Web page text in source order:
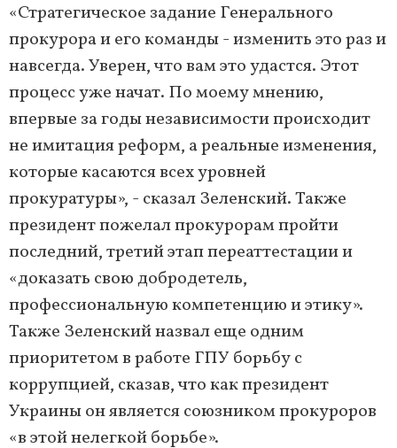
«Стратегическое задание Генерального
прокурора и его команды - изменить это раз и
навсегда. Уверен, что вам это удастся. Этот
процесс уже начат. По моему мнению,
впервые за годы независимости происходит
не имитация реформ, а реальные изменения,
которые касаются всех уровней
прокуратуры», - сказал Зеленский. Также
президент пожелал прокурорам пройти
последний, третий этап переаттестации и
«доказать свою добродетель,
профессиональную компетенцию и этику».
Также Зеленский назвал еще одним
приоритетом в работе ГПУ борьбу с
коррупцией, сказав, что как президент
Украины он является союзником прокуроров
«в этой нелегкой борьбе».